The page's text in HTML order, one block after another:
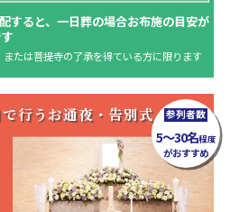
すると、一日葬の場合お布施の目安が
たは菩提寺の了承を得ている方に限ります
行うお通夜・告別式 参列者数
5～30名程度
がおすすめ